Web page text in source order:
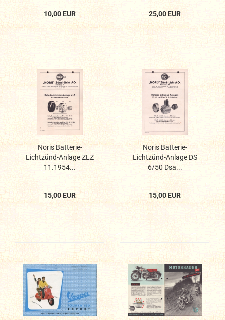
10,00 EUR 25,00 EUR
Noris Batterie-
Lichtzünd-Anlage ZLZ
11.1954...
15,00 EUR
Noris Batterie-
Lichtzünd-Anlage DS
6/50 Dsa...
15,00 EUR